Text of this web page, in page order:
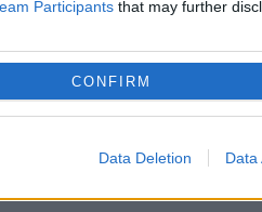
Participants that may further
CONFIRM
Data Deletion Data
şi ceva sau mai
copiile după
au caracter
de la deputaţi într-un